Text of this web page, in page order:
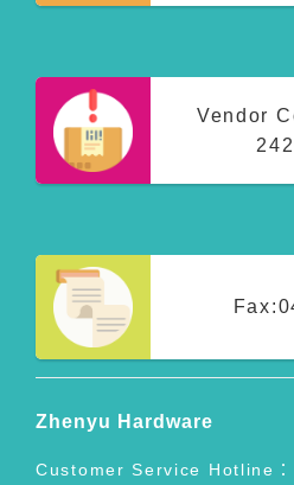
Vendor
Fax:
Zhenyu Hardware
Customer Service Hotline：